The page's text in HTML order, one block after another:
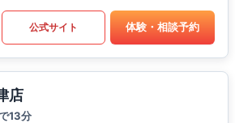
公式サイト 体験・相談予約
店
13分